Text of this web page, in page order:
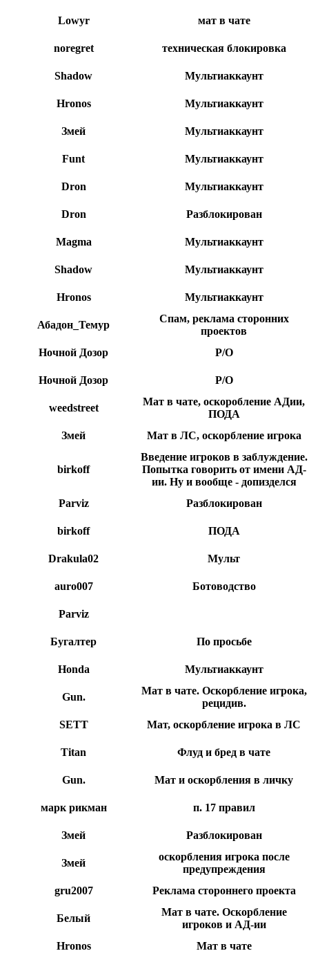
Lowyr мат в чате
noregret техническая блокировка
Shadow Мультиаккаунт
Hronos Мультиаккаунт
Змей Мультиаккаунт
Funt Мультиаккаунт
Dron Мультиаккаунт
Dron Разблокирован
Magma Мультиаккаунт
Shadow Мультиаккаунт
Hronos Мультиаккаунт
Абадон_Темур
Спам, реклама сторонних
проектов
Ночной Дозор
Р/О
Ночной Дозор Р/О
weedstreet
Мат в чате, оскоробление АДии,
ПОДА
Змей
Мат в ЛС, оскорбление игрока
birkoff
Введение игроков в заблуждение.
Попытка говорить от имени АД-
ии. Ну и вообще - допизделся
Parviz
Разблокирован
birkoff ПОДА
Drakula02 Мульт
auro007 Ботоводство
Parviz
Бугалтер По просьбе
Honda Мультиаккаунт
Gun.
Мат в чате. Оскорбление игрока,
рецидив.
SETT
Мат, оскорбление игрока в ЛС
Titan Флуд и бред в чате
Gun. Мат и оскорбления в личку
марк рикман п. 17 правил
Змей Разблокирован
Змей
оскорбления игрока после
предупреждения
gru2007
Реклама стороннего проекта
Белый
Мат в чате. Оскорбление
игроков и АД-ии
Hronos
Мат в чате